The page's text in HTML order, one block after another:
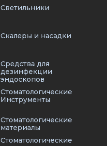
Светильники
Скалеры и насадки
Средства для
дезинфекции
эндоскопов
Стоматологические
Инструменты
Стоматологические
материалы
Стоматологические